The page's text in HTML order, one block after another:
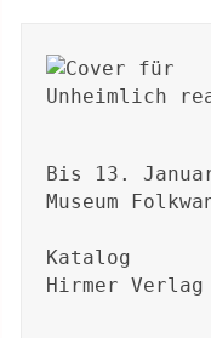
Bis 13.
Museum
Katalog
Hirmer